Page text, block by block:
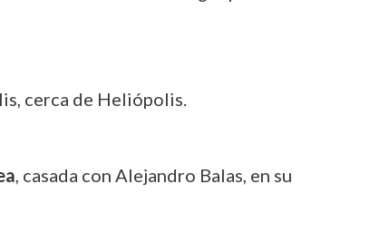
cerca de Heliópolis.
, casada con Alejandro Balas, en su